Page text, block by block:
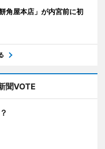
角屋本店」が内宮前に初
聞VOTE